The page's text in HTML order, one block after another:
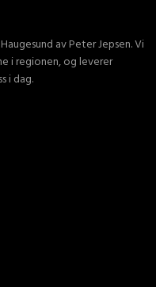
av Peter Jepsen. Vi
i regionen, og leverer
i dag.